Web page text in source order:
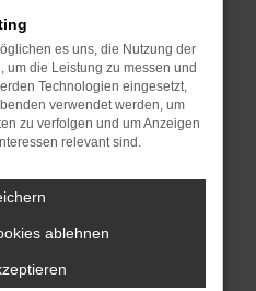
neuesten Stand
nicht nur ein
kann auch dazu
Funktionen nicht mehr
Webseitenbetreiber.
Schritte versucht
Wir werden
zu beheben. Du kannst
um uns bei der
es uns, die Nutzung der
um die Leistung zu messen und
Technologien eingesetzt,
verwendet werden, um
zu verfolgen und um Anzeigen
relevant sind.
ablehnen